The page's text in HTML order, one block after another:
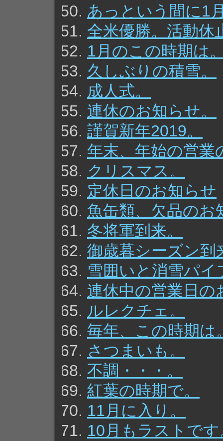
あっという間に1
全米優勝。活動休
1月のこの時期は
久しぶりの積雪。
成人式。
連休のお知らせ。
謹賀新年2019。
年末、年始の営業
クリスマス。
定休日のお知らせ
魚缶類、欠品のお
冬将軍到来。
御歳暮シーズン到
雪囲いと消雪パイ
連休中の営業日の
ルレクチェ。
毎年、この時期は
さつまいも。
不調・・・。
紅葉の時期で。
11月に入り。
10月もラストです